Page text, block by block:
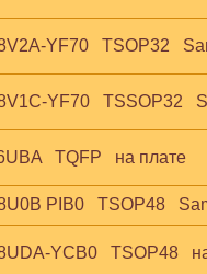
YF70   TSOP32
YF70   TSSOP32
TQFP   на плате
PIB0   TSOP48
YCB0   TSOP48